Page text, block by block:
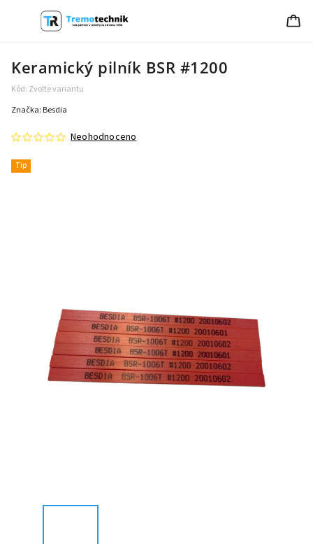
Keramický pilník BSR #1200
Kód: Zvolte variantu
Tip
Neohodnoceno
Značka: Besdia